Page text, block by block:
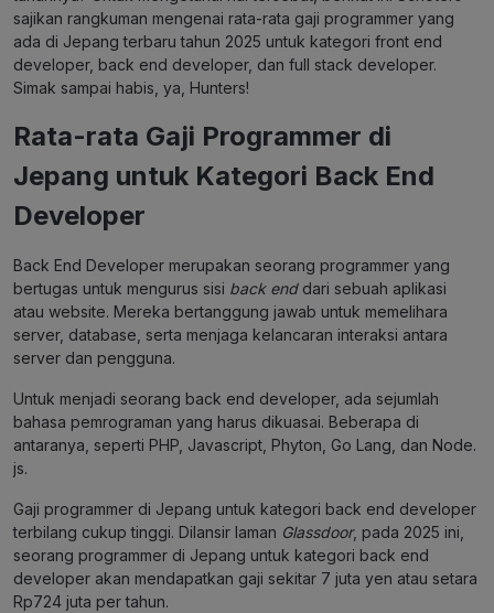
sajikan rangkuman mengenai rata-rata gaji programmer yang
ada di Jepang terbaru tahun 2025 untuk kategori front end
developer, back end developer, dan full stack developer.
Simak sampai habis, ya, Hunters!
Rata-rata Gaji Programmer di
Jepang untuk Kategori Back End
Developer
Back End Developer merupakan seorang programmer yang
bertugas untuk mengurus sisi back enddari sebuah aplikasi
atau website. Mereka bertanggung jawab untuk memelihara
server, database, serta menjaga kelancaran interaksi antara
server dan pengguna.
Untuk menjadi seorang back end developer, ada sejumlah
bahasa pemrograman yang harus dikuasai. Beberapa di
antaranya, seperti PHP, Javascript, Phyton, Go Lang, dan Node.
js.
Gaji programmer di Jepang untuk kategori back end developer
terbilang cukup tinggi. Dilansir laman Glassdoor, pada 2025 ini,
seorang programmer di Jepang untuk kategori back end
developer akan mendapatkan gaji sekitar 7 juta yen atau setara
Rp724 juta per tahun.